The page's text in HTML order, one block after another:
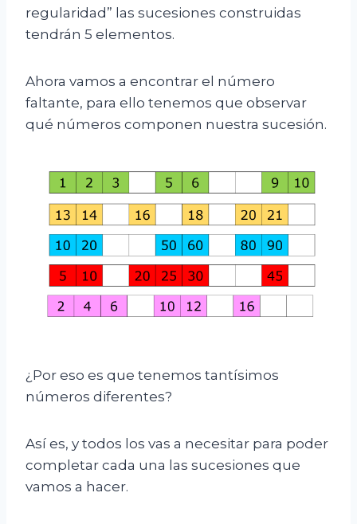
regularidad” las sucesiones construidas
tendrán 5 elementos.
Ahora vamos a encontrar el número
faltante, para ello tenemos que observar
qué números componen nuestra sucesión.
¿Por eso es que tenemos tantísimos
números diferentes?
Así es, y todos los vas a necesitar para poder
completar cada una las sucesiones que
vamos a hacer.